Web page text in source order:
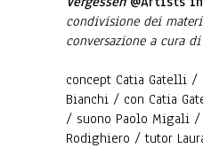
condivisione dei
conversazione a cura
concept Catia Gatelli /
Bianchi / con Catia
/ suono Paolo Migali
Rodighiero / tutor